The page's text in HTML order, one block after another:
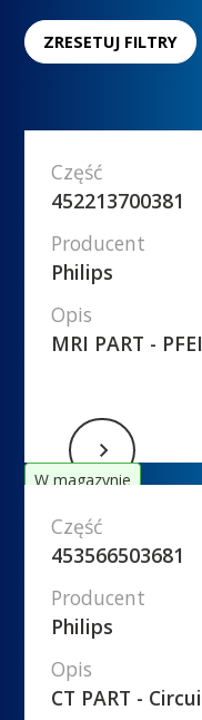
ZRESETUJ FILTRY
Część
452213700381
Producent
Philips
Opis
MRI PART -
W magazynie
Część
453566503681
Producent
Philips
Opis
CT PART -